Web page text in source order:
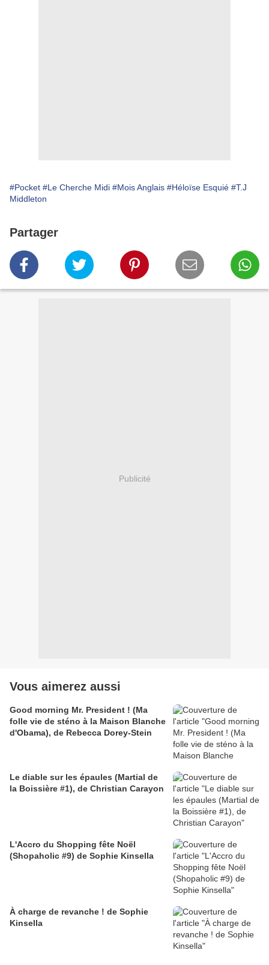
#Pocket #Le Cherche Midi #Mois Anglais #Héloïse Esquié #T.J
Middleton
Partager
Publicité
Vous aimerez aussi
Good morning Mr. President ! (Ma
folle vie de sténo à la Maison Blanche
d'Obama), de Rebecca Dorey-Stein
Le diable sur les épaules (Martial de
la Boissière #1), de Christian Carayon
L'Accro du Shopping fête Noël
(Shopaholic #9) de Sophie Kinsella
À charge de revanche ! de Sophie
Kinsella